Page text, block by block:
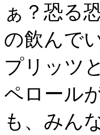
ぁ？恐る
の飲んで
プリッツ
ペロール
も、みん